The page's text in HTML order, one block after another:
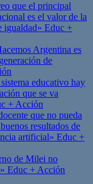
que el principal
es el valor de la
igualdad» Educ +
Argentina es
de
educativo hay
que se va
+ Acción
que no pueda
resultados de
artificial» Educ +
de Milei no
Educ + Acción